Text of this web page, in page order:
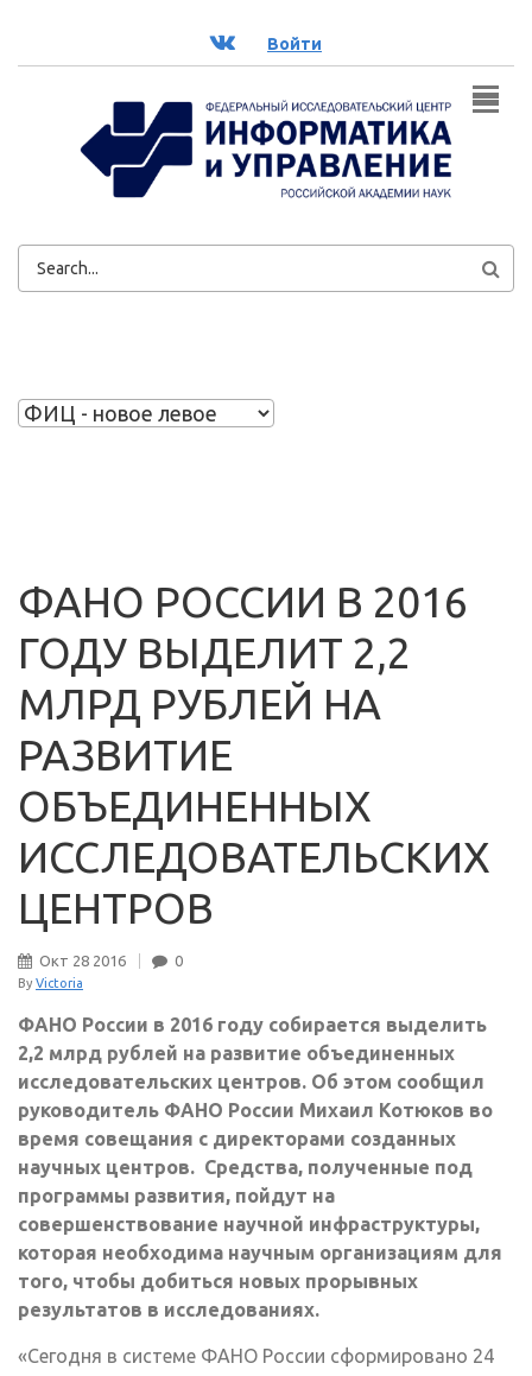
ВК Войти
ФОРМА
ФАНО РОССИИ В 2016
ГОДУ ВЫДЕЛИТ 2,2
МЛРД РУБЛЕЙ НА
РАЗВИТИЕ
ОБЪЕДИНЕННЫХ
ИССЛЕДОВАТЕЛЬСКИХ
ЦЕНТРОВ
Окт 28 2016 0
By Victoria
ФАНО России в 2016 году собирается выделить
2,2 млрд рублей на развитие объединенных
исследовательских центров. Об этом сообщил
руководитель ФАНО России Михаил Котюков во
время совещания с директорами созданных
научных центров. Средства, полученные под
программы развития, пойдут на
совершенствование научной инфраструктуры,
которая необходима научным организациям для
того, чтобы добиться новых прорывных
результатов в исследованиях.
«Сегодня в системе ФАНО России сформировано 24